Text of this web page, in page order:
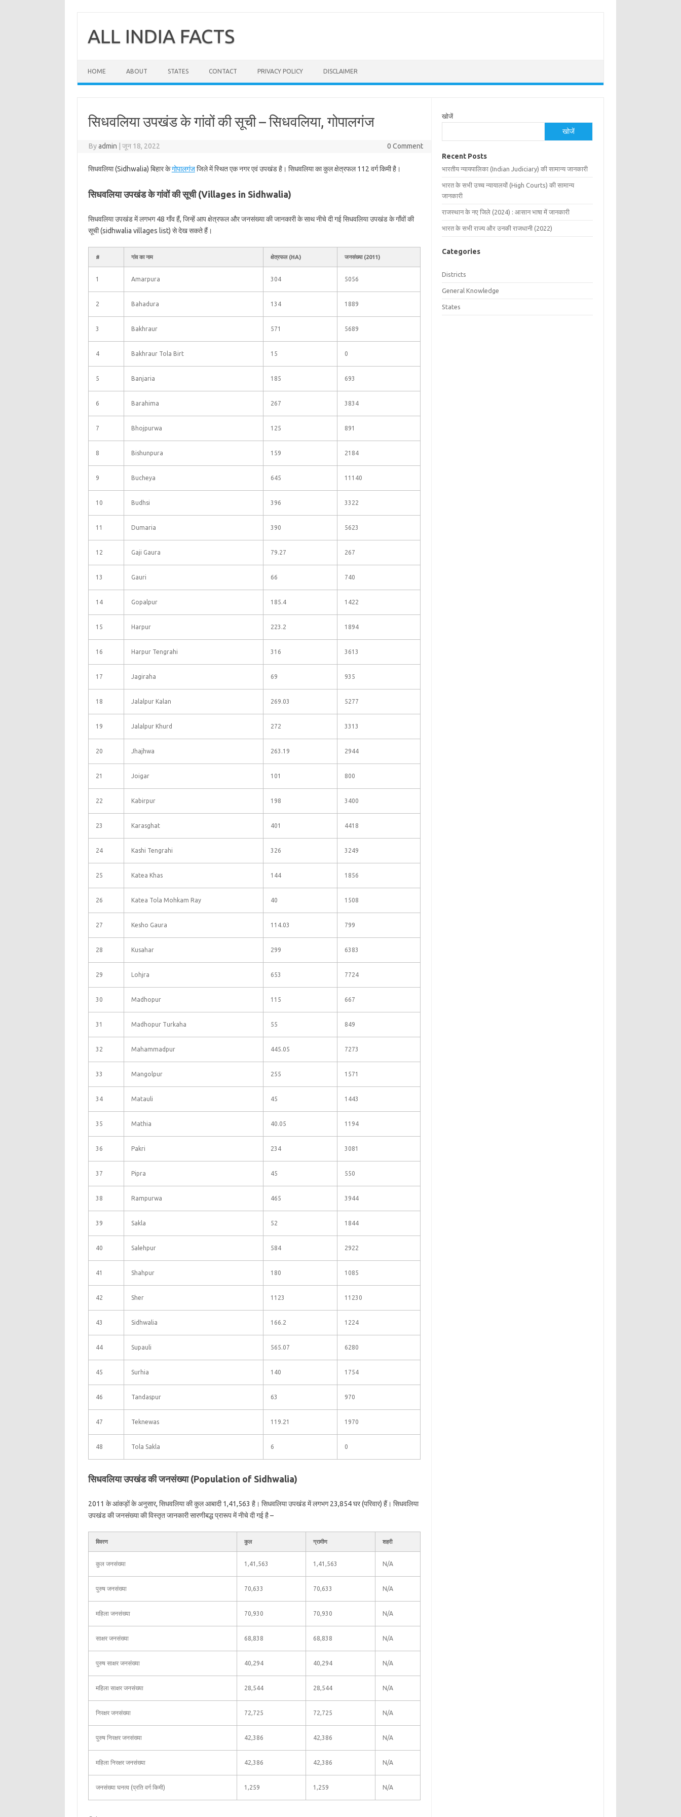
contentALL INDIA FACTS
HOME ABOUT STATES CONTACT PRIVACY POLICY DISCLAIMER
सिधवलिया उपखंड के गांवों की सूची – सिधवलिया, गोपालगंज
Byadmin जून 18, 2022 0 Comment
सिधवलिया (Sidhwalia) बिहार केगोपालगंजजिले में स्थित एक नगर एवं उपखंड है। सिधवलिया का कुल क्षेत्रफल 112 वर्ग किमी है।
सिधवलिया उपखंड के गांवों की सूची (Villages in Sidhwalia)
सिधवलिया उपखंड में लगभग 48 गाँव हैं, जिन्हें आप क्षेत्रफल और जनसंख्या की जानकारी के साथ नीचे दी गई सिधवलिया उपखंड के गाँवों की
सूची (sidhwalia villages list) से देख सकते हैं।
# गांव का नाम क्षेत्रफल (HA) जनसंख्या (2011)
1 Amarpura 304 5056
2 Bahadura 134 1889
3 Bakhraur 571 5689
4 Bakhraur Tola Birt 15 0
5 Banjaria 185 693
6 Barahima 267 3834
7 Bhojpurwa 125 891
8 Bishunpura 159 2184
9 Bucheya 645 11140
10 Budhsi 396 3322
11 Dumaria 390 5623
12 Gaji Gaura 79.27 267
13 Gauri 66 740
14 Gopalpur 185.4 1422
15 Harpur 223.2 1894
16 Harpur Tengrahi 316 3613
17 Jagiraha 69 935
18 Jalalpur Kalan 269.03 5277
19 Jalalpur Khurd 272 3313
20 Jhajhwa 263.19 2944
21 Joigar 101 800
22 Kabirpur 198 3400
23 Karasghat 401 4418
24 Kashi Tengrahi 326 3249
25 Katea Khas 144 1856
26 Katea Tola Mohkam Ray 40 1508
27 Kesho Gaura 114.03 799
28 Kusahar 299 6383
29 Lohjra 653 7724
30 Madhopur 115 667
31 Madhopur Turkaha 55 849
32 Mahammadpur 445.05 7273
33 Mangolpur 255 1571
34 Matauli 45 1443
35 Mathia 40.05 1194
36 Pakri 234 3081
37 Pipra 45 550
38 Rampurwa 465 3944
39 Sakla 52 1844
40 Salehpur 584 2922
41 Shahpur 180 1085
42 Sher 1123 11230
43 Sidhwalia 166.2 1224
44 Supauli 565.07 6280
45 Surhia 140 1754
46 Tandaspur 63 970
47 Teknewas 119.21 1970
48 Tola Sakla 6 0
सिधवलिया उपखंड की जनसंख्या (Population of Sidhwalia)
2011 के आंकड़ों के अनुसार, सिधवलिया की कुल आबादी 1,41,563 है। सिधवलिया उपखंड में लगभग 23,854 घर (परिवार) हैं। सिधवलिया
उपखंड की जनसंख्या की विस्तृत जानकारी सारणीबद्ध प्रारूप में नीचे दी गई है –
विवरण कुल ग्रामीण शहरी
कुल जनसंख्या 1,41,563 1,41,563 N/A
पुरुष जनसंख्या 70,633 70,633 N/A
महिला जनसंख्या 70,930 70,930 N/A
साक्षर जनसंख्या 68,838 68,838 N/A
पुरुष साक्षर जनसंख्या 40,294 40,294 N/A
महिला साक्षर जनसंख्या 28,544 28,544 N/A
निरक्षर जनसंख्या 72,725 72,725 N/A
पुरुष निरक्षर जनसंख्या 42,386 42,386 N/A
महिला निरक्षर जनसंख्या 42,386 42,386 N/A
जनसंख्या घनत्व (प्रति वर्ग किमी) 1,259 1,259 N/A
खोजें
खोजें
Recent Posts
भारतीय न्यायपालिका (Indian Judiciary) की सामान्य जानकारी
भारत के सभी उच्च न्यायालयों (High Courts) की सामान्य
जानकारी
राजस्थान के नए जिले (2024) : आसान भाषा में जानकारी
भारत के सभी राज्य और उनकी राजधानी (2022)
Categories
Districts
General Knowledge
States